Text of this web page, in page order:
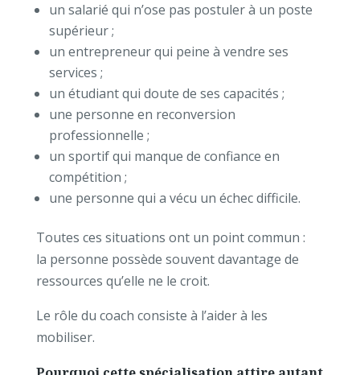
un salarié qui n’ose pas postuler à un poste
supérieur ;
un entrepreneur qui peine à vendre ses
services ;
un étudiant qui doute de ses capacités ;
une personne en reconversion
professionnelle ;
un sportif qui manque de confiance en
compétition ;
une personne qui a vécu un échec difficile.
Toutes ces situations ont un point commun :
la personne possède souvent davantage de
ressources qu’elle ne le croit.
Le rôle du coach consiste à l’aider à les
mobiliser.